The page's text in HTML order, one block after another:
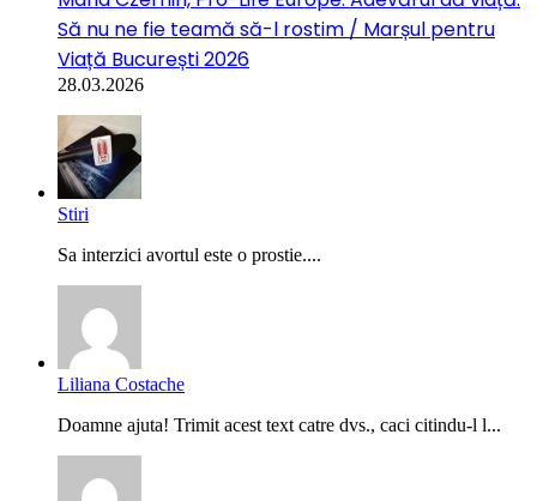
Să nu ne fie teamă să-l rostim / Marșul pentru
Viață București 2026
28.03.2026
Stiri
Sa interzici avortul este o prostie....
Liliana Costache
Doamne ajuta! Trimit acest text catre dvs., caci citindu-l l...